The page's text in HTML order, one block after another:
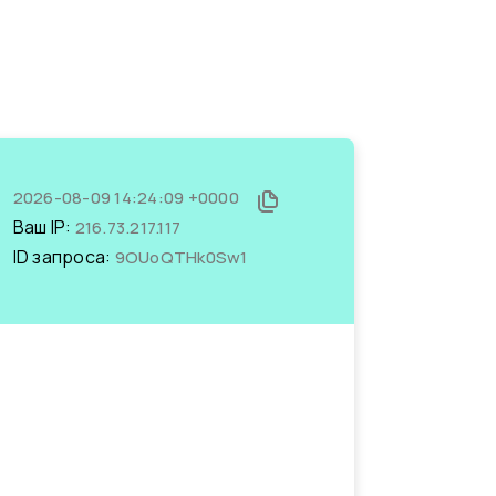
2026-08-09 14:24:09 +0000
Ваш IP: 216.73.217.117
ID запроса: 9OUoQTHk0Sw1